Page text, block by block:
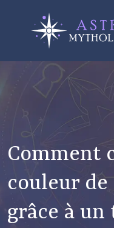
Comment
couleur
grâce à un